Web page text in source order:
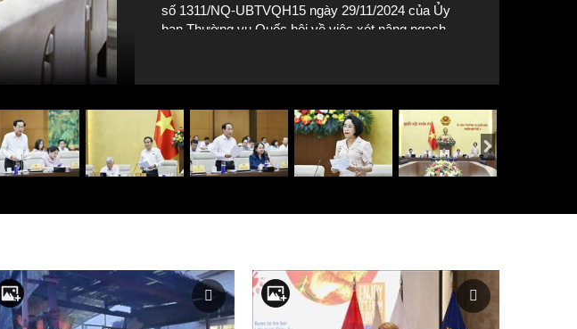
số 1311/NQ-UBTVQH15 ngày 29/11/2024 của Ủy
ban Thường vụ Quốc hội về việc xét nâng ngạch
chức danh thuộc thẩm quyền quản lý của Ủy ban